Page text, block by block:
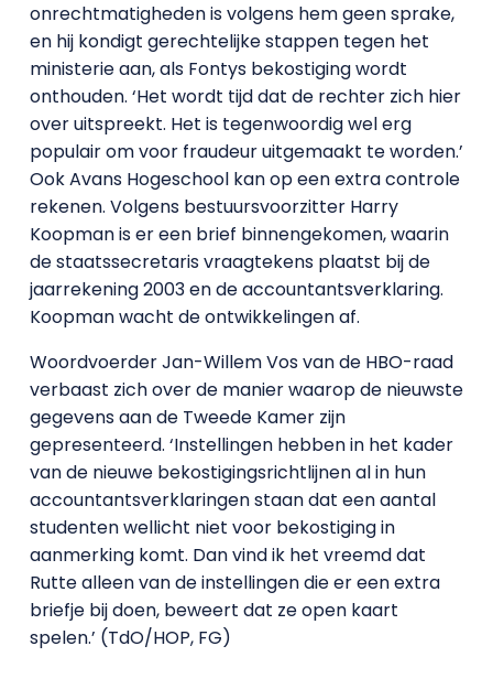
onrechtmatigheden is volgens hem geen sprake,
en hij kondigt gerechtelijke stappen tegen het
ministerie aan, als Fontys bekostiging wordt
onthouden. ‘Het wordt tijd dat de rechter zich hier
over uitspreekt. Het is tegenwoordig wel erg
populair om voor fraudeur uitgemaakt te worden.’
Ook Avans Hogeschool kan op een extra controle
rekenen. Volgens bestuursvoorzitter Harry
Koopman is er een brief binnengekomen, waarin
de staatssecretaris vraagtekens plaatst bij de
jaarrekening 2003 en de accountantsverklaring.
Koopman wacht de ontwikkelingen af.
Woordvoerder Jan-Willem Vos van de HBO-raad
verbaast zich over de manier waarop de nieuwste
gegevens aan de Tweede Kamer zijn
gepresenteerd. ‘Instellingen hebben in het kader
van de nieuwe bekostigingsrichtlijnen al in hun
accountantsverklaringen staan dat een aantal
studenten wellicht niet voor bekostiging in
aanmerking komt. Dan vind ik het vreemd dat
Rutte alleen van de instellingen die er een extra
briefje bij doen, beweert dat ze open kaart
spelen.’ (TdO/HOP, FG)